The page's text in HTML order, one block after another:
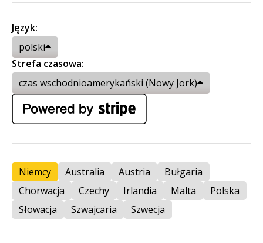
Język:
polski
Strefa czasowa:
czas wschodnioamerykański (Nowy Jork)
Niemcy Australia Austria
Bułgaria
Chorwacja
Czechy Irlandia Malta
Polska
Słowacja
Szwajcaria Szwecja